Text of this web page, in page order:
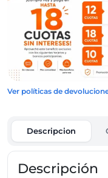
Ver políticas de
Descripcion
Descripción